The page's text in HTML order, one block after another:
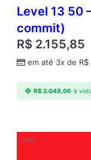
Level 13 50
commit)
R$ 2.155,85
em até 3x de R$
R$2.048,06 à